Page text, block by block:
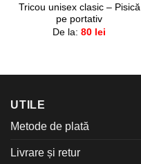
Tricou unisex clasic – Pisică
pe portativ
De la: 80 lei
UTILE
Metode de plată
Livrare și retur